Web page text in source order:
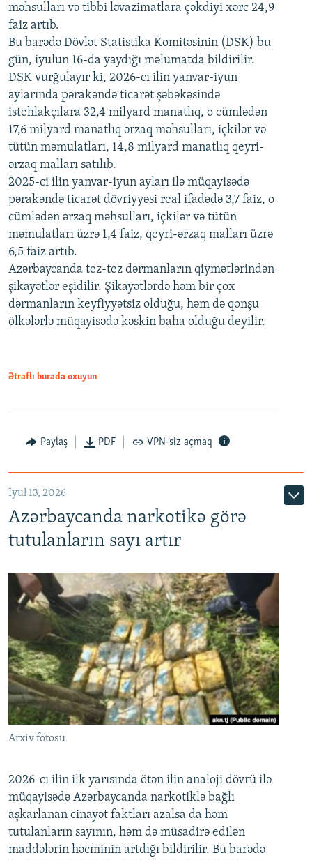
Auto 240p 360p 480p
720p 1080p
480p
720p
1080p
məhsulları və tibbi ləvazimatlara çəkdiyi xərc 24,9
faiz artıb.
Bu barədə Dövlət Statistika Komitəsinin (DSK) bu
gün, iyulun 16-da yaydığı məlumatda bildirilir.
DSK vurğulayır ki, 2026-cı ilin yanvar-iyun
aylarında pərakəndə ticarət şəbəkəsində
istehlakçılara 32,4 milyard manatlıq, o cümlədən
17,6 milyard manatlıq ərzaq məhsulları, içkilər və
tütün məmulatları, 14,8 milyard manatlıq qeyri-
ərzaq malları satılıb.
2025-ci ilin yanvar-iyun ayları ilə müqayisədə
pərakəndə ticarət dövriyyəsi real ifadədə 3,7 faiz, o
cümlədən ərzaq məhsulları, içkilər və tütün
məmulatları üzrə 1,4 faiz, qeyri-ərzaq malları üzrə
6,5 faiz artıb.
Azərbaycanda tez-tez dərmanların qiymətlərindən
şikayətlər eşidilir. Şikayətlərdə həm bir çox
dərmanların keyfiyyətsiz olduğu, həm də qonşu
ölkələrlə müqayisədə kəskin baha olduğu deyilir.
Ətraflı burada oxuyun
Paylaş PDF VPN-siz açmaq
İyul 13, 2026
Azərbaycanda narkotikə görə
tutulanların sayı artır
Arxiv fotosu
2026-cı ilin ilk yarısında ötən ilin analoji dövrü ilə
müqayisədə Azərbaycanda narkotiklə bağlı
aşkarlanan cinayət faktları azalsa da həm
tutulanların sayının, həm də müsadirə edilən
maddələrin həcminin artdığı bildirilir. Bu barədə